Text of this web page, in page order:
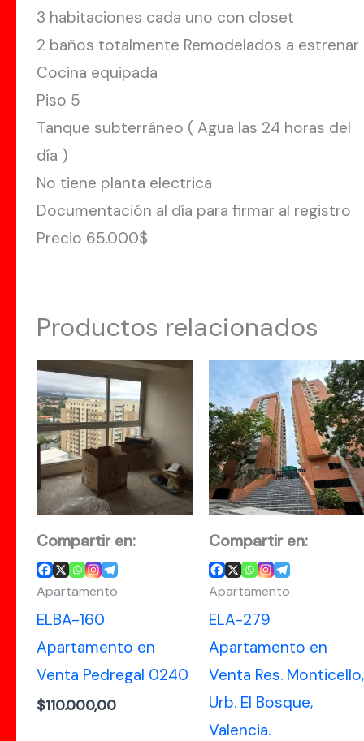
3 habitaciones cada uno con closet
2 baños totalmente Remodelados a estrenar
Cocina equipada
Piso 5
Tanque subterráneo ( Agua las 24 horas del
día )
No tiene planta electrica
Documentación al día para firmar al registro
Precio 65.000$
Productos relacionados
Compartir en:
Apartamento
ELBA-160
Apartamento en
Venta Pedregal 0240
$110.000,00
Compartir en:
Apartamento
ELA-279
Apartamento en
Venta Res. Monticello,
Urb. El Bosque,
Valencia.